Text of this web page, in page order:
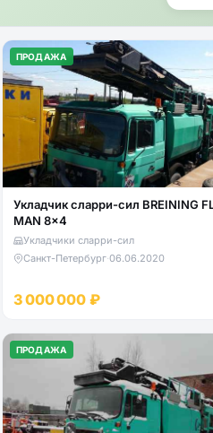
ПРОДАЖА
Укладчик сларри-сил BREINING
MAN 8x4
Укладчики сларри-сил
Санкт-Петербург·06.06.2020
3 000 000 ₽
ПРОДАЖА